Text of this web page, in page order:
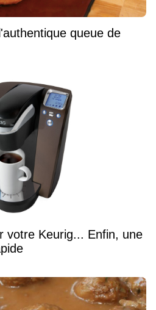
queue de
votre Keurig... Enfin, une